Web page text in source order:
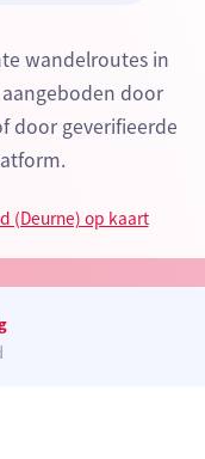
wandelroutes in
door
door geverifieerde
(Deurne) op kaart